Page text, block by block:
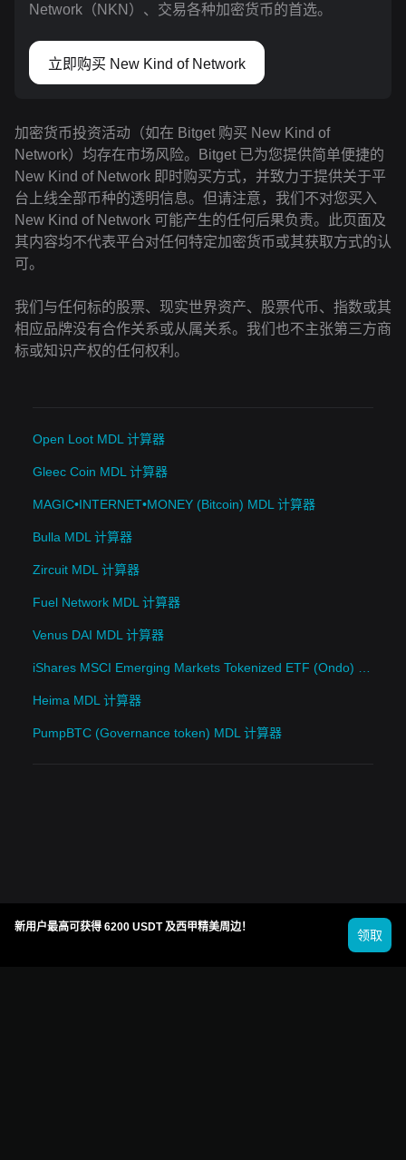
Network（NKN）、交易各种加密货币的首选。
立即购买 New Kind of Network
加密货币投资活动（如在 Bitget 购买 New Kind of
Network）均存在市场风险。Bitget 已为您提供简单便捷的
New Kind of Network 即时购买方式，并致力于提供关于平
台上线全部币种的透明信息。但请注意，我们不对您买入
New Kind of Network 可能产生的任何后果负责。此页面及
其内容均不代表平台对任何特定加密货币或其获取方式的认
可。
我们与任何标的股票、现实世界资产、股票代币、指数或其
相应品牌没有合作关系或从属关系。我们也不主张第三方商
标或知识产权的任何权利。
Open Loot MDL 计算器
Gleec Coin MDL 计算器
MAGIC•INTERNET•MONEY (Bitcoin) MDL 计算器
Bulla MDL 计算器
Zircuit MDL 计算器
Fuel Network MDL 计算器
Venus DAI MDL 计算器
Heima MDL 计算器
PumpBTC (Governance token) MDL 计算器
新用户最高可获得 6200 USDT 及西甲精美周边！
领取